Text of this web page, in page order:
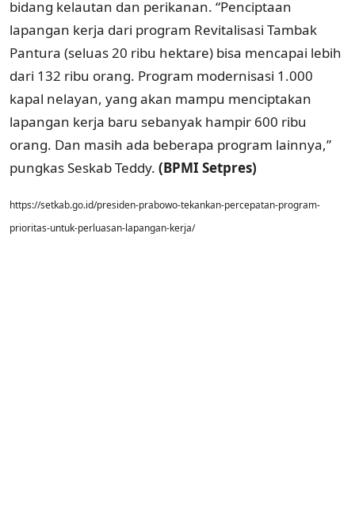
bidang kelautan dan perikanan. “Penciptaan
lapangan kerja dari program Revitalisasi Tambak
Pantura (seluas 20 ribu hektare) bisa mencapai lebih
dari 132 ribu orang. Program modernisasi 1.000
kapal nelayan, yang akan mampu menciptakan
lapangan kerja baru sebanyak hampir 600 ribu
orang. Dan masih ada beberapa program lainnya,”
pungkas Seskab Teddy. (BPMI Setpres)
https://setkab.go.id/presiden-prabowo-tekankan-percepatan-program-
prioritas-untuk-perluasan-lapangan-kerja/